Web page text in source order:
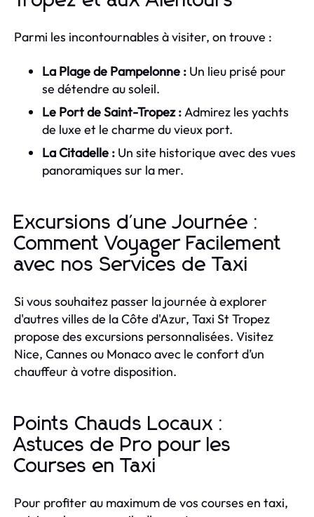
Parmi les incontournables à visiter, on trouve :
La Plage de Pampelonne : Un lieu prisé pour
se détendre au soleil.
Le Port de Saint-Tropez :Admirez les yachts
de luxe et le charme du vieux port.
La Citadelle : Un site historique avec des vues
panoramiques sur la mer.
Excursions d'une Journée :
Comment Voyager Facilement
avec nos Services de Taxi
Si vous souhaitez passer la journée à explorer
d'autres villes de la Côte d'Azur, Taxi St Tropez
propose des excursions personnalisées. Visitez
Nice, Cannes ou Monaco avec le confort d’un
chauffeur à votre disposition.
Points Chauds Locaux :
Astuces de Pro pour les
Courses en Taxi
Pour profiter au maximum de vos courses en taxi,